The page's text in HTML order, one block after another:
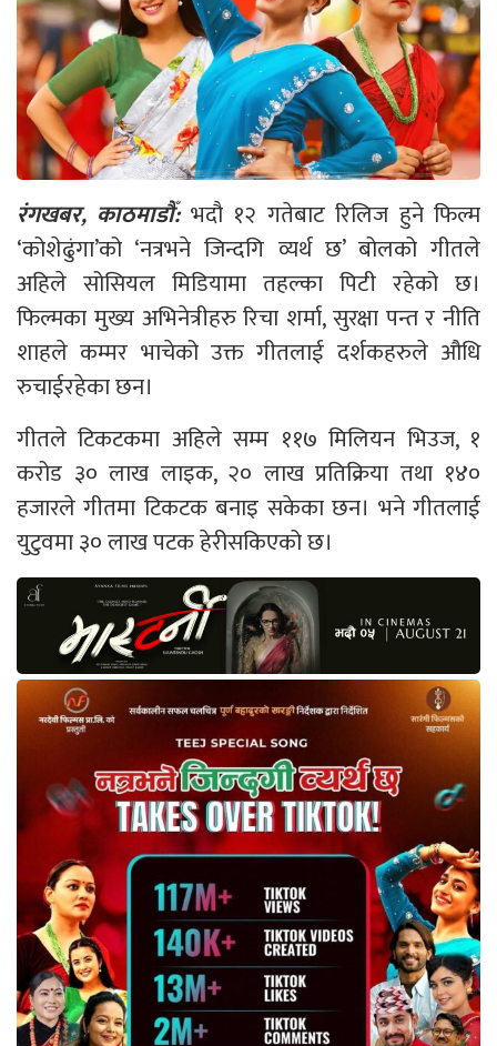
रंगखबर, काठमाडौँ: भदौ १२ गतेबाट रिलिज हुने फिल्म
‘कोशेढुंगा’को ‘नत्रभने जिन्दगि व्यर्थ छ’ बोलको गीतले
अहिले सोसियल मिडियामा तहल्का पिटी रहेको छ।
फिल्मका मुख्य अभिनेत्रीहरु रिचा शर्मा, सुरक्षा पन्त र नीति
शाहले कम्मर भाचेको उक्त गीतलाई दर्शकहरुले औधि
रुचाईरहेका छन।
गीतले टिकटकमा अहिले सम्म ११७ मिलियन भिउज, १
करोड ३० लाख लाइक, २० लाख प्रतिक्रिया तथा १४०
हजारले गीतमा टिकटक बनाइ सकेका छन। भने गीतलाई
युटुवमा ३० लाख पटक हेरीसकिएको छ।